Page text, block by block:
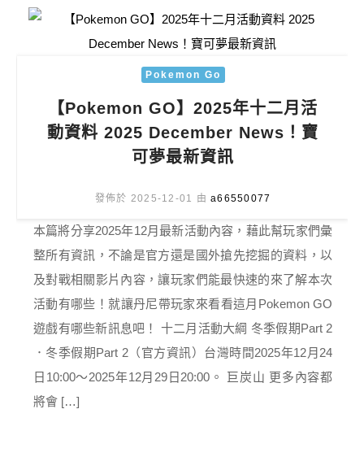
Pokemon Go
【Pokemon GO】2025年十二月活
動資料 2025 December News！寶
可夢最新資訊
發佈於 2025-12-01 由 a66550077
本篇將分享2025年12月最新活動內容，藉此幫玩家們彙
整所有資訊，不論是官方還是國外搶先挖掘的資料，以
及對戰相關影片內容，讓玩家們能最快速的來了解本次
活動有哪些！就讓丹尼帶玩家來看看這月Pokemon GO
遊戲有哪些新訊息吧！ 十二月活動大綱 冬季假期Part 2
．冬季假期Part 2（官方資訊）台灣時間2025年12月24
日10:00～2025年12月29日20:00。 巨炭山 更多內容都
將會 […]